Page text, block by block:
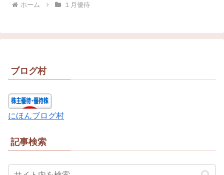
ホーム １月優待
ブログ村
にほんブログ村
記事検索